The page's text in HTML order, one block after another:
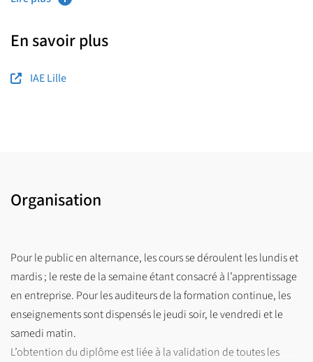
M. Philippe PAILOT, directeur des études
En savoir plus
IAE Lille
Organisation
Pour le public en alternance, les cours se déroulent les lundis et
mardis ; le reste de la semaine étant consacré à l’apprentissage
en entreprise. Pour les auditeurs de la formation continue, les
enseignements sont dispensés le jeudi soir, le vendredi et le
samedi matin.
L’obtention du diplôme est liée à la validation de toutes les